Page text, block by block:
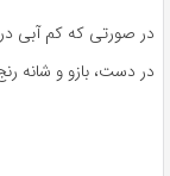
در صورتی که کم آبی
در دست، بازو و شانه